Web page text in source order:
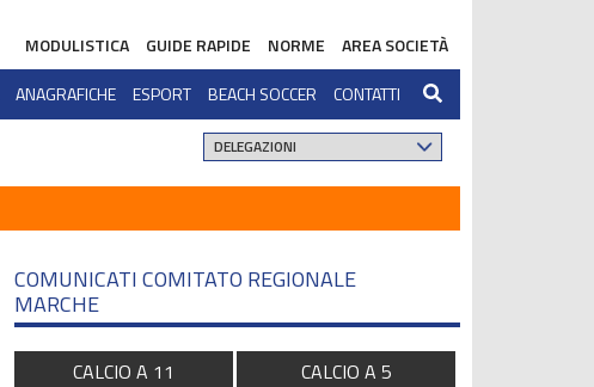
MODULISTICA GUIDE RAPIDE NORME
AREA SOCIETÀ
ANAGRAFICHE ESPORT BEACH SOCCER CONTATTI
COMUNICATI COMITATO REGIONALE
MARCHE
CALCIO A 11
CALCIO A 5